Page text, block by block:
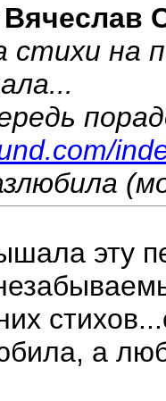
Вячеслав
стихи на
эту
а